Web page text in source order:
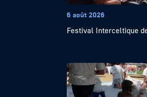
6 août 2026
Festival Interceltique